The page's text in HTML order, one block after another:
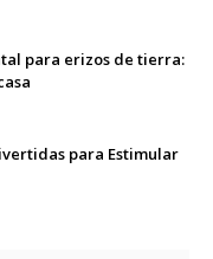
para erizos de tierra:
para Estimular